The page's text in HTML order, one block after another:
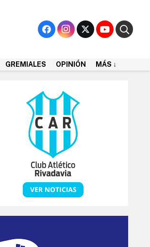
GREMIALES OPINIÓN MÁS ↓